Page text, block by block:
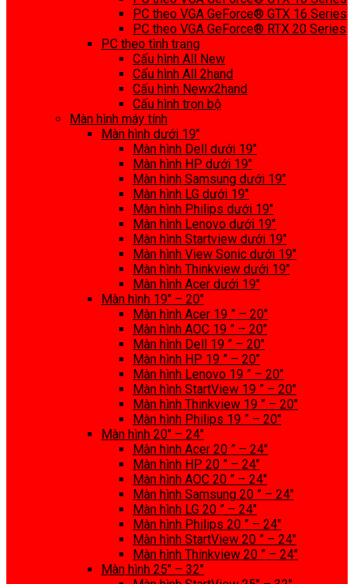
PC theo VGA GeForce® GTX 16 Series
PC theo VGA GeForce® RTX 20 Series
PC theo tình trạng
Cấu hình All New
Cấu hình All 2hand
Cấu hình Newx2hand
Cấu hình trọn bộ
Màn hình máy tính
Màn hình dưới 19″
Màn hình Dell dưới 19″
Màn hình HP dưới 19″
Màn hình Samsung dưới 19″
Màn hình LG dưới 19″
Màn hình Philips dưới 19″
Màn hình Lenovo dưới 19″
Màn hình Startview dưới 19″
Màn hình View Sonic dưới 19″
Màn hình Thinkview dưới 19″
Màn hình Acer dưới 19″
Màn hình 19″ – 20″
Màn hình Acer 19 ” – 20″
Màn hình AOC 19 ” – 20″
Màn hình Dell 19 ” – 20″
Màn hình HP 19 ” – 20″
Màn hình Lenovo 19 ” – 20″
Màn hình StartView 19 ” – 20″
Màn hình Thinkview 19 ” – 20″
Màn hình Philips 19 ” – 20″
Màn hình 20″ – 24″
Màn hình Acer 20 ” – 24″
Màn hình HP 20 ” – 24″
Màn hình AOC 20 ” – 24″
Màn hình Samsung 20 ” – 24″
Màn hình LG 20 ” – 24″
Màn hình Philips 20 ” – 24″
Màn hình StartView 20 ” – 24″
Màn hình Thinkview 20 ” – 24″
Màn hình 25″ – 32″